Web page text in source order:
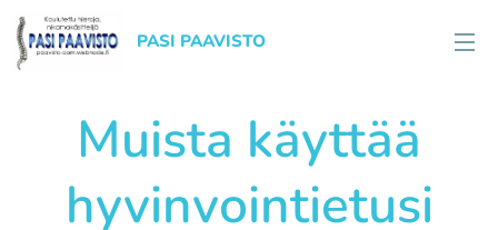
PASI PAAVISTO
Muista käyttää
hyvinvointietusi